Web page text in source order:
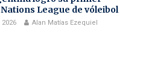
League de vóleibol
Alan Matías Ezequiel